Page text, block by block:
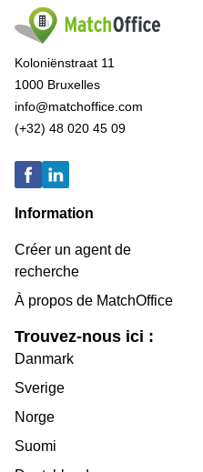
Koloniënstraat 11
1000 Bruxelles
info@matchoffice.com
(+32) 48 020 45 09
Information
Créer un agent de
recherche
À propos de MatchOffice
Trouvez-nous ici :
Danmark
Sverige
Norge
Suomi